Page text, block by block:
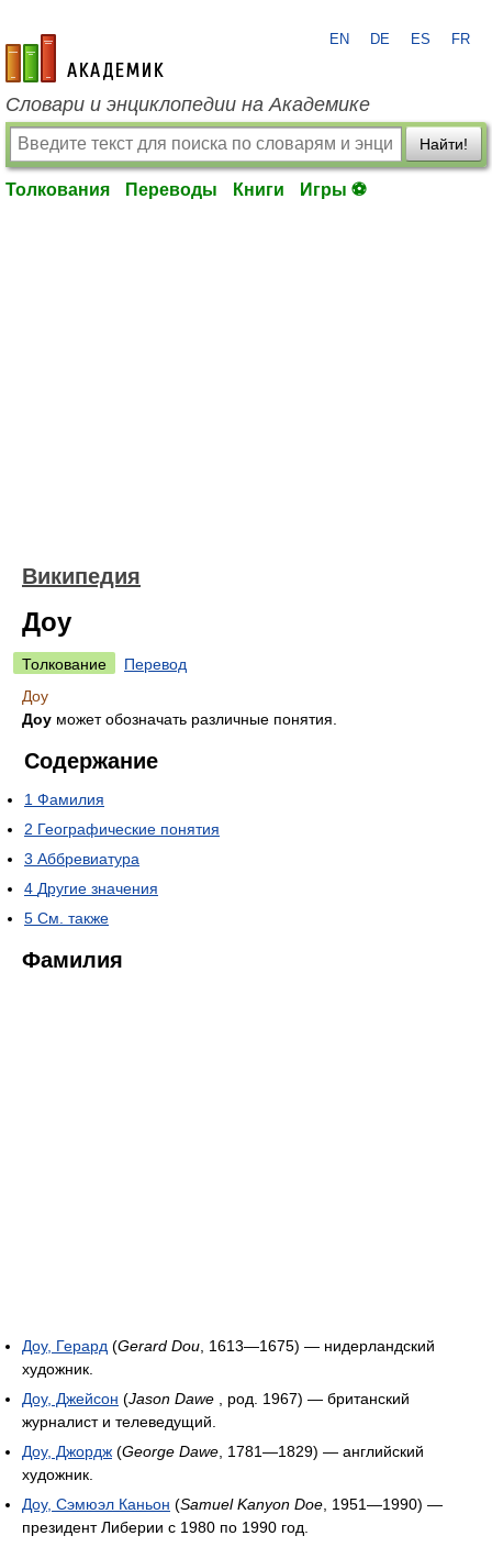
academic.ru
EN DE ES FR
Словари и энциклопедии на Академике
Найти!
Толкования Переводы Книги Игры ⚽
Википедия
Доу
Толкование
Перевод
Доу
Доу может обозначать различные понятия.
Содержание
1 Фамилия
2 Географические понятия
3 Аббревиатура
4 Другие значения
5 См. также
Фамилия
Доу, Герард (Gerard Dou , 1613—1675) — нидерландский
художник.
Доу, Джейсон (Jason Dawe , род. 1967) — британский
журналист и телеведущий.
Доу, Джордж (George Dawe , 1781—1829) — английский
художник.
Доу, Сэмюэл Каньон (Samuel Kanyon Doe , 1951—1990) —
президент Либерии с 1980 по 1990 год.